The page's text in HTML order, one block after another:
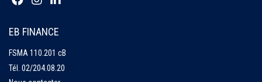
EB FINANCE
FSMA 110.201 cB
Tél. 02/204.08.20